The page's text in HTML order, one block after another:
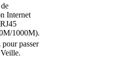
Internet
1000M).
passer